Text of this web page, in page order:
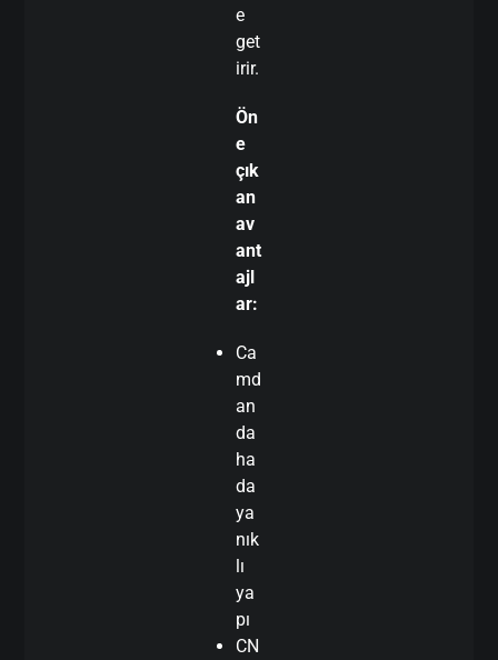
e
get
irir.
Ön
e
çık
an
av
ant
ajl
ar:
Ca
md
an
da
ha
da
ya
nık
lı
ya
pı
CN